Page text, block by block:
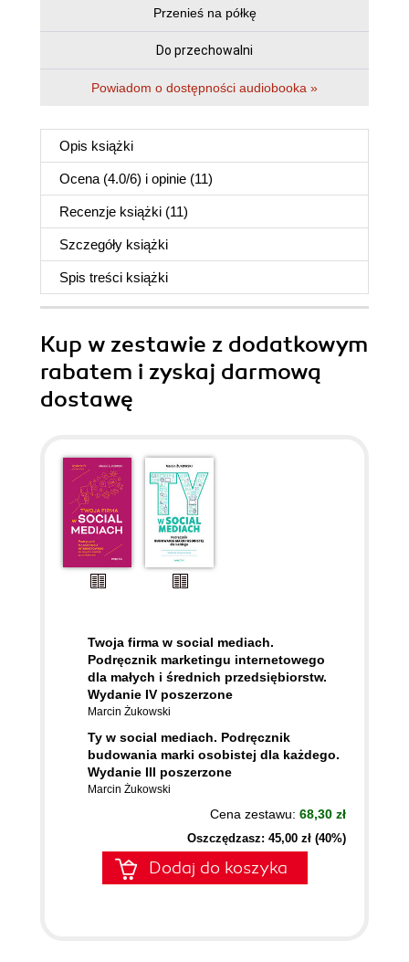
Przenieś na półkę
Do przechowalni
Powiadom o dostępności audiobooka »
Opis książki
Ocena (4.0/6) i opinie (11)
Recenzje książki (11)
Szczegóły książki
Spis treści książki
Kup w zestawie z dodatkowym
rabatem i zyskaj darmową
dostawę
Twoja firma w social mediach.
Podręcznik marketingu internetowego
dla małych i średnich przedsiębiorstw.
Wydanie IV poszerzone
Marcin Żukowski
Ty w social mediach. Podręcznik
budowania marki osobistej dla każdego.
Wydanie III poszerzone
Marcin Żukowski
Cena zestawu: 68,30 zł
Oszczędzasz: 45,00 zł (40%)
Dodaj do koszyka